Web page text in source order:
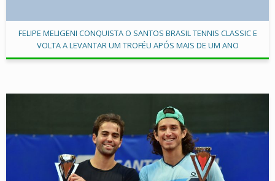
FELIPE MELIGENI CONQUISTA O SANTOS BRASIL TENNIS CLASSIC E
VOLTA A LEVANTAR UM TROFÉU APÓS MAIS DE UM ANO